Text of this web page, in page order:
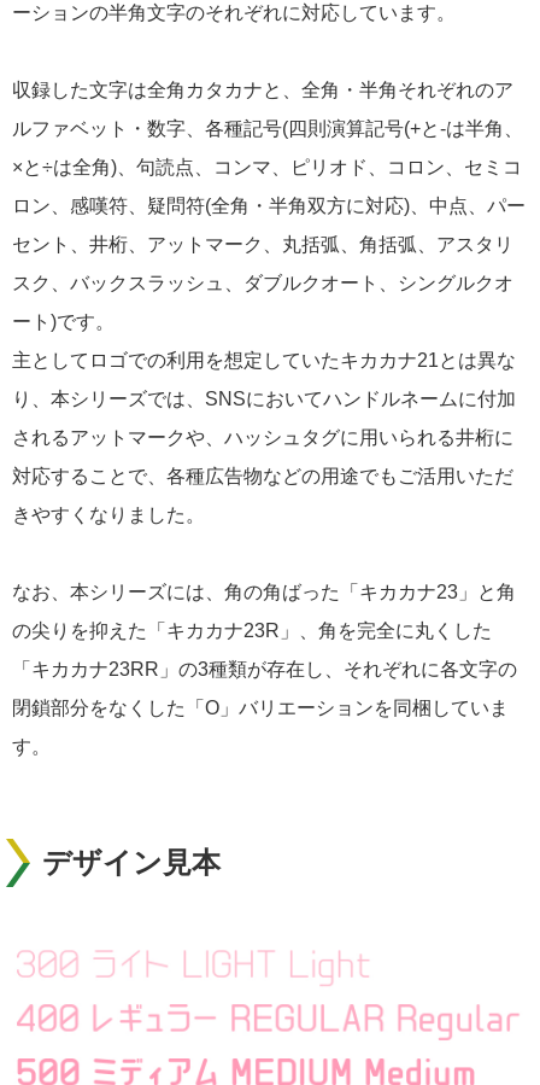
ーションの半角文字のそれぞれに対応しています。
収録した文字は全角カタカナと、全角・半角それぞれのア
ルファベット・数字、各種記号(四則演算記号(+と-は半角、
×と÷は全角)、句読点、コンマ、ピリオド、コロン、セミコ
ロン、感嘆符、疑問符(全角・半角双方に対応)、中点、パー
セント、井桁、アットマーク、丸括弧、角括弧、アスタリ
スク、バックスラッシュ、ダブルクオート、シングルクオ
ート)です。
主としてロゴでの利用を想定していたキカカナ21とは異な
り、本シリーズでは、SNSにおいてハンドルネームに付加
されるアットマークや、ハッシュタグに用いられる井桁に
対応することで、各種広告物などの用途でもご活用いただ
きやすくなりました。
なお、本シリーズには、角の角ばった「キカカナ23」と角
の尖りを抑えた「キカカナ23R」、角を完全に丸くした
「キカカナ23RR」の3種類が存在し、それぞれに各文字の
閉鎖部分をなくした「O」バリエーションを同梱していま
す。
デザイン見本